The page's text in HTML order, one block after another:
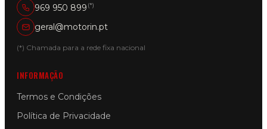
969 950 899 (*)
geral@motorin.pt
(*) Chamada para a rede fixa nacional
INFORMAÇÃO
Termos e Condições
Política de Privacidade